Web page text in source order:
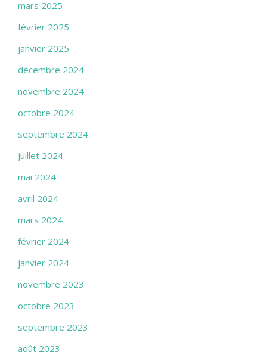
mars 2025
février 2025
janvier 2025
décembre 2024
novembre 2024
octobre 2024
septembre 2024
juillet 2024
mai 2024
avril 2024
mars 2024
février 2024
janvier 2024
novembre 2023
octobre 2023
septembre 2023
août 2023